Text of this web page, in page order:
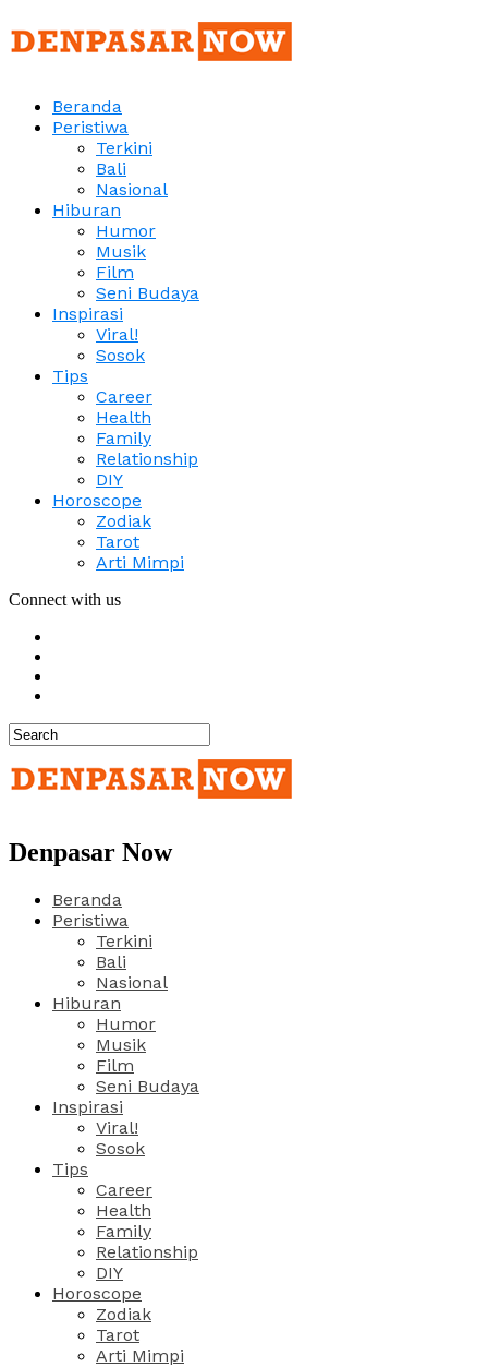
Beranda
Peristiwa
Terkini
Bali
Nasional
Hiburan
Humor
Musik
Film
Seni Budaya
Inspirasi
Viral!
Sosok
Tips
Career
Health
Family
Relationship
DIY
Horoscope
Zodiak
Tarot
Arti Mimpi
Connect with us
Denpasar Now
Beranda
Peristiwa
Terkini
Bali
Nasional
Hiburan
Humor
Musik
Film
Seni Budaya
Inspirasi
Viral!
Sosok
Tips
Career
Health
Family
Relationship
DIY
Horoscope
Zodiak
Tarot
Arti Mimpi